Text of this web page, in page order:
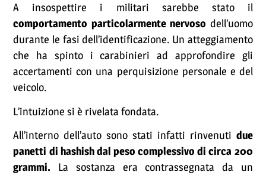
A insospettire i militari sarebbe stato il
comportamento particolarmente nervoso dell’uomo
durante le fasi dell’identificazione. Un atteggiamento
che ha spinto i carabinieri ad approfondire gli
accertamenti con una perquisizione personale e del
veicolo.
L’intuizione si è rivelata fondata.
All’interno dell’auto sono stati infatti rinvenuti due
panetti di hashish dal peso complessivo di circa 200
grammi. La sostanza era contrassegnata da un